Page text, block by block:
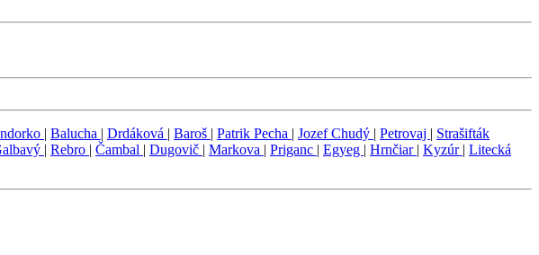
| Balucha | Drdáková | Baroš | Patrik Pecha | Jozef Chudý | Petrovaj | Strašifták
| Rebro | Čambal | Dugovič | Markova | Priganc | Egyeg | Hrnčiar | Kyzúr | Litecká